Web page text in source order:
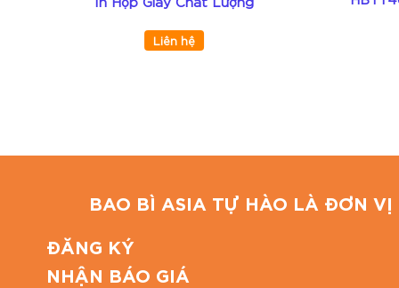
Liên hệ
BAO BÌ ASIA TỰ HÀO LÀ ĐƠN VỊ
ĐĂNG KÝ
NHẬN BÁO GIÁ